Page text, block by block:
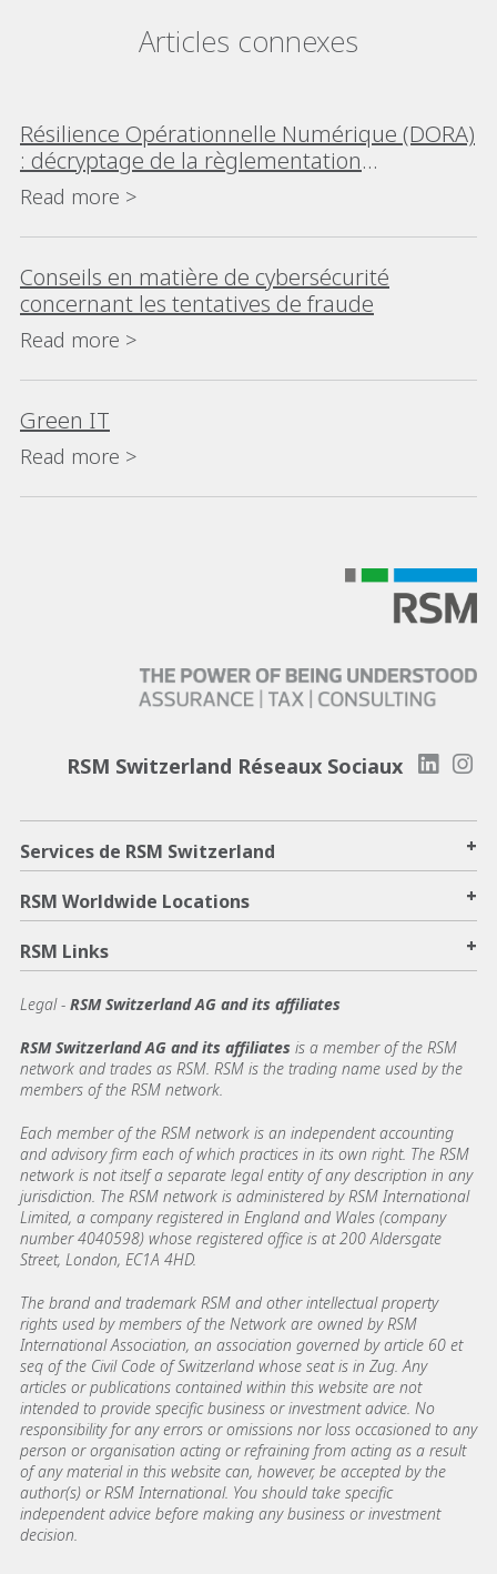
Articles connexes
Résilience Opérationnelle Numérique (DORA)
: décryptage de la règlementation
européenne
Read more >
Conseils en matière de cybersécurité
concernant les tentatives de fraude
Read more >
Green IT
Read more >
RSM Switzerland Réseaux Sociaux
Services de RSM Switzerland +
RSM Worldwide Locations +
RSM Links +
Legal - RSM Switzerland AG and its affiliates
RSM Switzerland AG and its affiliates is a member of the RSM
network and trades as RSM. RSM is the trading name used by the
members of the RSM network.
Each member of the RSM network is an independent accounting
and advisory firm each of which practices in its own right. The RSM
network is not itself a separate legal entity of any description in any
jurisdiction. The RSM network is administered by RSM International
Limited, a company registered in England and Wales (company
number 4040598) whose registered office is at 200 Aldersgate
Street, London, EC1A 4HD.
The brand and trademark RSM and other intellectual property
rights used by members of the Network are owned by RSM
International Association, an association governed by article 60 et
seq of the Civil Code of Switzerland whose seat is in Zug. Any
articles or publications contained within this website are not
intended to provide specific business or investment advice. No
responsibility for any errors or omissions nor loss occasioned to any
person or organisation acting or refraining from acting as a result
of any material in this website can, however, be accepted by the
author(s) or RSM International. You should take specific
independent advice before making any business or investment
decision.